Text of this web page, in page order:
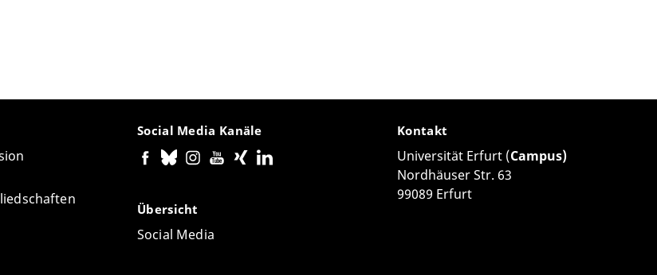
Social Media Kanäle
Übersicht
Social Media
Kontakt
Universität Erfurt (Campus)
Nordhäuser Str. 63
99089 Erfurt